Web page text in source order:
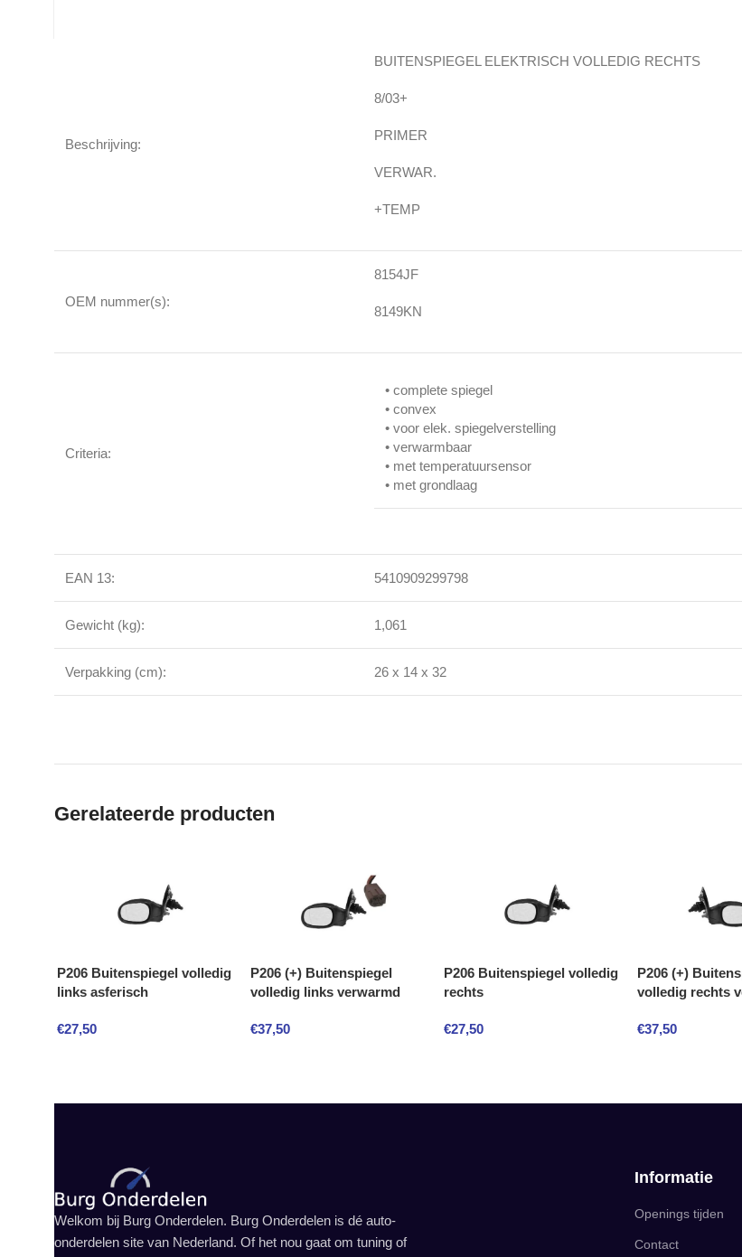
Beschrijving:
BUITENSPIEGEL ELEKTRISCH VOLLEDIG RECHTS
8/03+
PRIMER
VERWAR.
+TEMP
OEM nummer(s):
8154JF
8149KN
Criteria:
• complete spiegel
• convex
• voor elek. spiegelverstelling
• verwarmbaar
• met temperatuursensor
• met grondlaag
EAN 13: 5410909299798
Gewicht (kg): 1,061
Verpakking (cm): 26 x 14 x 32
Gerelateerde producten
P206 Buitenspiegel volledig
links asferisch
€27,50
P206 (+) Buitenspiegel
volledig links verwarmd
€37,50
P206 Buitenspiegel volledig
rechts
€27,50
P206 (+)
volledig rechts
€37,50
Informatie
Openings tijden
Contact
Welkom bij Burg Onderdelen. Burg Onderdelen is dé auto-
onderdelen site van Nederland. Of het nou gaat om tuning of